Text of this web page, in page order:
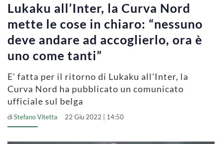
Lukaku all’Inter, la Curva Nord
mette le cose in chiaro: “nessuno
deve andare ad accoglierlo, ora è
uno come tanti”
E' fatta per il ritorno di Lukaku all'Inter, la
Curva Nord ha pubblicato un comunicato
ufficiale sul belga
diStefano Vitetta 22 Giu 2022 | 14:50